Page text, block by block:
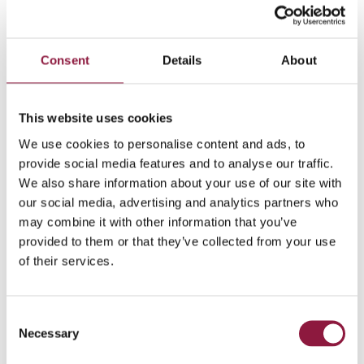
Consent Details About
This website uses cookies
We use cookies to personalise content and ads, to
provide social media features and to analyse our traffic.
We also share information about your use of our site with
our social media, advertising and analytics partners who
may combine it with other information that you’ve
provided to them or that they’ve collected from your use
of their services.
Necessary
Østfoldsjukhuset betyget 6 på en skala från 1 till 7, där 7
Denna ranking bekräftades så sent som i
november/december 2021.
faktiskt ett av endast 14 sjukhus i norra Europa som i
skrivande stund klassas som nivå 6 eller 7.
Techstep har länge varit leverantör till Østfoldsjukhuset,
som nyligen beslutade sig för att teckna kontrakt för 1
800 nya mobiltelefoner. Detta ger flera av den kliniska
personalen tillgång att använda sjukhusets
internationellt erkända lösningar. Det var särskilt
glädjande att sjukhuset denna gång valde att
– Det gör att sjukhuset lägger mindre resurser på att